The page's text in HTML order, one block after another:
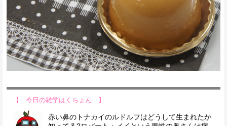
【 今日の雑学はくちょん 】
赤い鼻のトナカイのルドルフはどうして生まれたか